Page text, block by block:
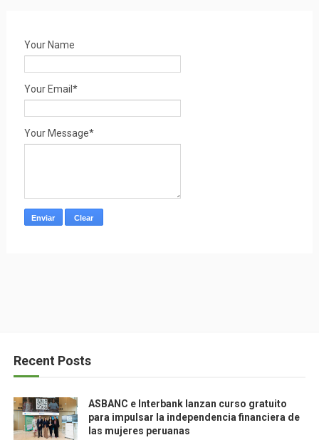
Your Name
Your Email*
Your Message*
Recent Posts
ASBANC e Interbank lanzan curso gratuito
para impulsar la independencia financiera de
las mujeres peruanas